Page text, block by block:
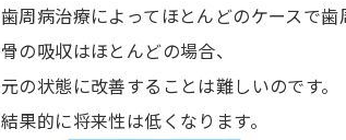
歯周病治療によってほとんどのケースで歯
骨の吸収はほとんどの場合、
元の状態に改善することは難しいのです。
結果的に将来性は低くなります。